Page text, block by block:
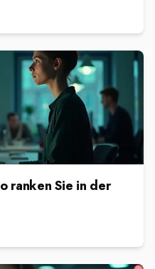
ranken Sie in der